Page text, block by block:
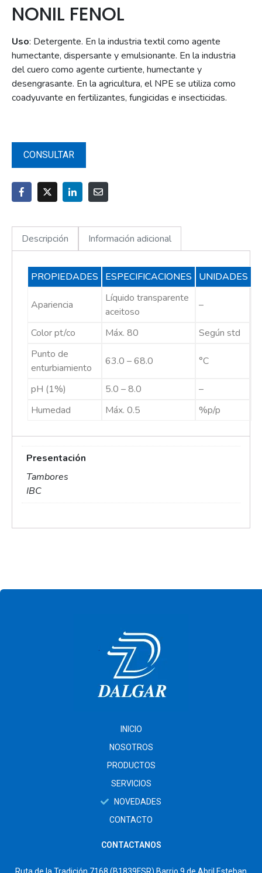
NONIL FENOL
Uso: Detergente. En la industria textil como agente
humectante, dispersante y emulsionante. En la industria
del cuero como agente curtiente, humectante y
desengrasante. En la agricultura, el NPE se utiliza como
coadyuvante en fertilizantes, fungicidas e insecticidas.
CONSULTAR
Descripción Información adicional
PROPIEDADES ESPECIFICACIONES UNIDADES
Apariencia
Líquido transparente
aceitoso
–
Color pt/co Máx. 80
Según std
Punto de
enturbiamiento
63.0 – 68.0 °C
pH (1%) 5.0 – 8.0
–
Humedad
Máx. 0.5 %p/p
Presentación
Tambores
IBC
INICIO
NOSOTROS
PRODUCTOS
SERVICIOS
NOVEDADES
CONTACTO
CONTACTANOS
Ruta de la Tradición 7168 (B1839FSR) Barrio 9 de Abril Esteban